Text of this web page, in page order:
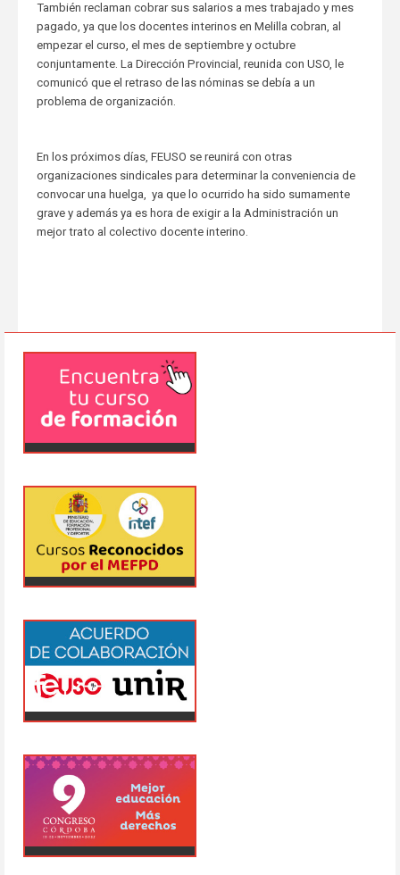
También reclaman cobrar sus salarios a mes trabajado y mes
pagado, ya que los docentes interinos en Melilla cobran, al
empezar el curso, el mes de septiembre y octubre
conjuntamente. La Dirección Provincial, reunida con USO, le
comunicó que el retraso de las nóminas se debía a un
problema de organización.
En los próximos días, FEUSO se reunirá con otras
organizaciones sindicales para determinar la conveniencia de
convocar una huelga, ya que lo ocurrido ha sido sumamente
grave y además ya es hora de exigir a la Administración un
mejor trato al colectivo docente interino.